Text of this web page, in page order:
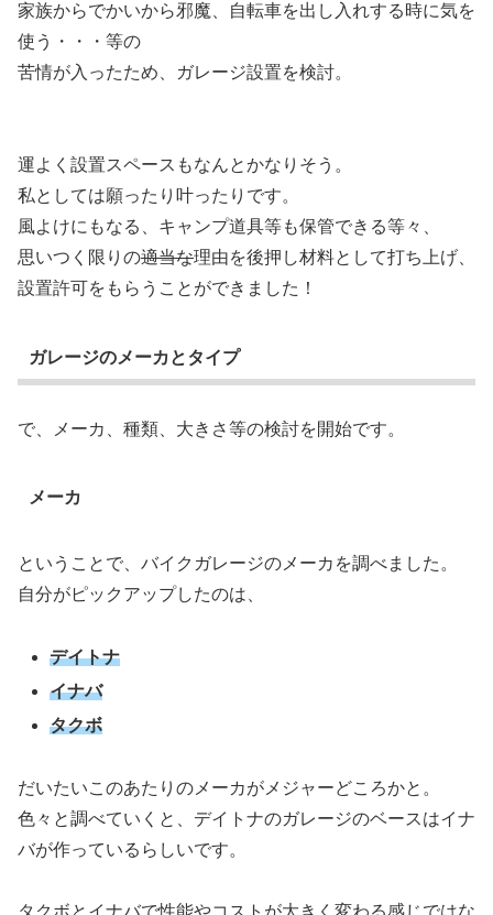
家族からでかいから邪魔、自転車を出し入れする時に気を
使う・・・等の
苦情が入ったため、ガレージ設置を検討。
運よく設置スペースもなんとかなりそう。
私としては願ったり叶ったりです。
風よけにもなる、キャンプ道具等も保管できる等々、
思いつく限りの適当な理由を後押し材料として打ち上げ、
設置許可をもらうことができました！
ガレージのメーカとタイプ
で、メーカ、種類、大きさ等の検討を開始です。
メーカ
ということで、バイクガレージのメーカを調べました。
自分がピックアップしたのは、
デイトナ
イナバ
タクボ
だいたいこのあたりのメーカがメジャーどころかと。
色々と調べていくと、デイトナのガレージのベースはイナ
バが作っているらしいです。
タクボとイナバで性能やコストが大きく変わる感じではな